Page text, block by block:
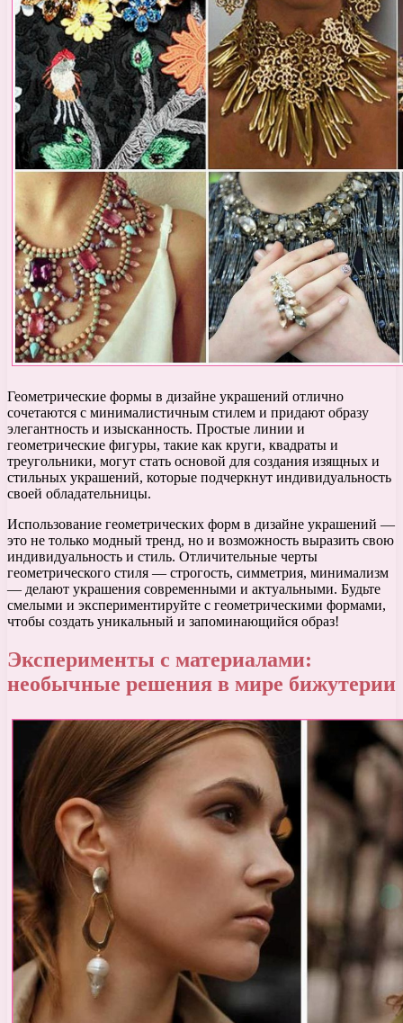
Геометрические формы в дизайне украшений отлично
сочетаются с минималистичным стилем и придают образу
элегантность и изысканность. Простые линии и
геометрические фигуры, такие как круги, квадраты и
треугольники, могут стать основой для создания изящных и
стильных украшений, которые подчеркнут индивидуальность
своей обладательницы.
Использование геометрических форм в дизайне украшений —
это не только модный тренд, но и возможность выразить свою
индивидуальность и стиль. Отличительные черты
геометрического стиля — строгость, симметрия, минимализм
— делают украшения современными и актуальными. Будьте
смелыми и экспериментируйте с геометрическими формами,
чтобы создать уникальный и запоминающийся образ!
Эксперименты с материалами:
необычные решения в мире бижутерии